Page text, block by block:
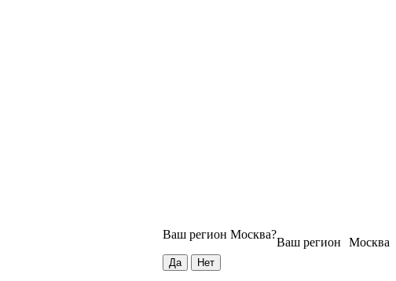
Москва
Ваш регион
Ваш регион Москва?